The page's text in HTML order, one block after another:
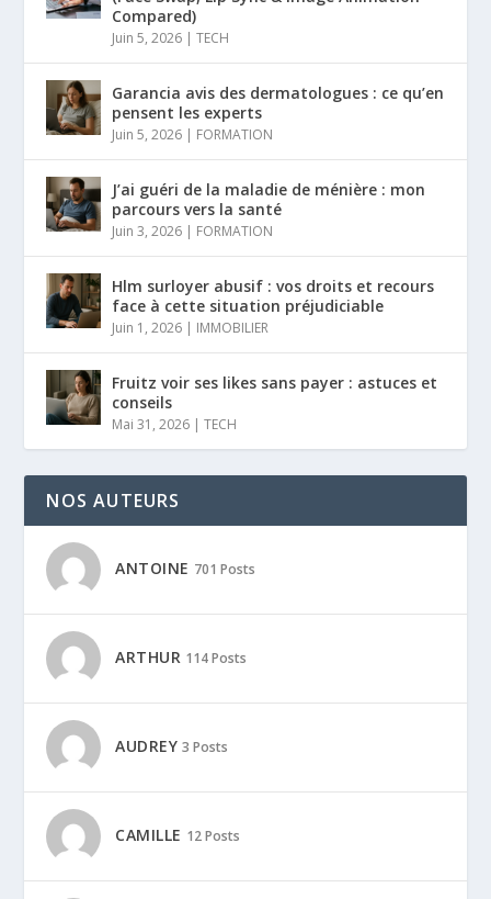
Compared)
Juin 5, 2026 |TECH
Garancia avis des dermatologues : ce qu’en
pensent les experts
Juin 5, 2026 | FORMATION
J’ai guéri de la maladie de ménière : mon
parcours vers la santé
Juin 3, 2026 | FORMATION
Hlm surloyer abusif : vos droits et recours
face à cette situation préjudiciable
Juin 1, 2026 | IMMOBILIER
Fruitz voir ses likes sans payer : astuces et
conseils
Mai 31, 2026 |TECH
NOS AUTEURS
ANTOINE 701 Posts
ARTHUR 114 Posts
AUDREY 3 Posts
CAMILLE 12 Posts